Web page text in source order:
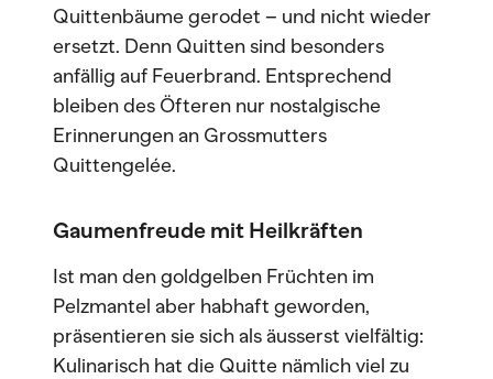
Quittenbäume gerodet – und nicht wieder
ersetzt. Denn Quitten sind besonders
anfällig auf Feuerbrand. Entsprechend
bleiben des Öfteren nur nostalgische
Erinnerungen an Grossmutters
Quittengelée.
Gaumenfreude mit Heilkräften
Ist man den goldgelben Früchten im
Pelzmantel aber habhaft geworden,
präsentieren sie sich als äusserst vielfältig:
Kulinarisch hat die Quitte nämlich viel zu